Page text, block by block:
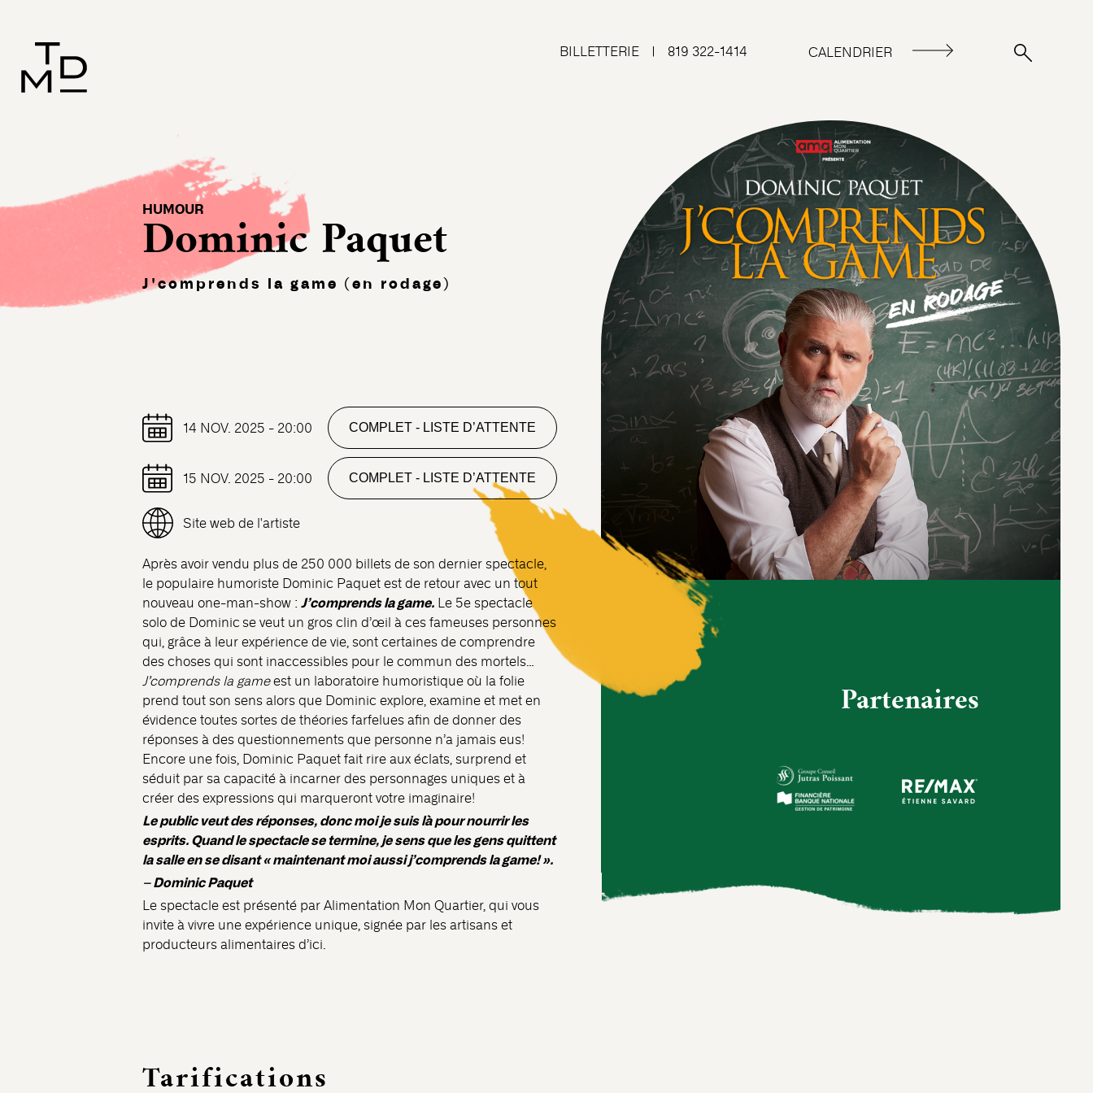
BILLETTERIE | 819 322-1414 CALENDRIER
HUMOUR
Dominic Paquet
J'comprends la game (en rodage)
14 NOV. 2025 - 20:00 COMPLET - LISTE D’ATTENTE
15 NOV. 2025 - 20:00 COMPLET - LISTE D’ATTENTE
Site web de l'artiste
Après avoir vendu plus de 250 000 billets de son dernier spectacle,
le populaire humoriste Dominic Paquet est de retour avec un tout
nouveau one-man-show : J’comprends la game. Le 5e spectacle
solo de Dominic se veut un gros clin d’œil à ces fameuses personnes
qui, grâce à leur expérience de vie, sont certaines de comprendre
des choses qui sont inaccessibles pour le commun des mortels…
J’comprends la gameest un laboratoire humoristique où la folie
prend tout son sens alors que Dominic explore, examine et met en
évidence toutes sortes de théories farfelues afin de donner des
réponses à des questionnements que personne n’a jamais eus!
Encore une fois, Dominic Paquet fait rire aux éclats, surprend et
séduit par sa capacité à incarner des personnages uniques et à
créer des expressions qui marqueront votre imaginaire!
Le public veut des réponses, donc moi je suis là pour nourrir les
esprits. Quand le spectacle se termine, je sens que les gens quittent
la salle en se disant « maintenant moi aussi j’comprends la game! ».
– Dominic Paquet
Le spectacle est présenté par Alimentation Mon Quartier, qui vous
invite à vivre une expérience unique, signée par les artisans et
producteurs alimentaires d’ici.
Tarifications
Partenaires